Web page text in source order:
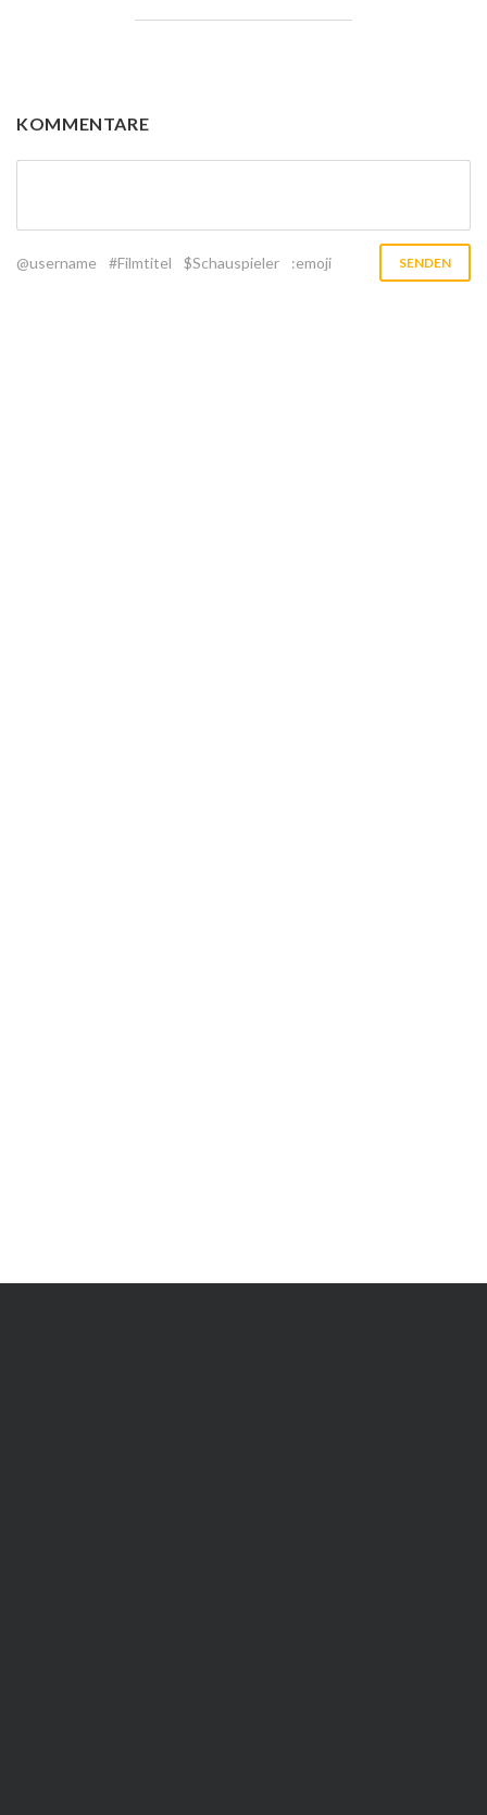
KOMMENTARE
@username #Filmtitel $Schauspieler :emoji